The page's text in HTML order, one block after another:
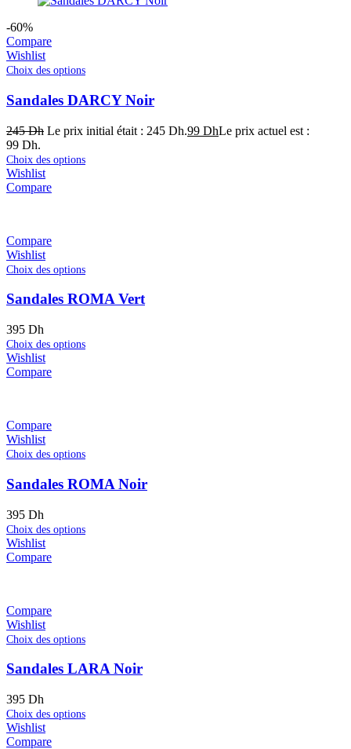
-60%
Compare
Wishlist
Choix des options
Sandales DARCY Noir
245Dh Le prix initial était : 245 Dh.99 DhLe prix actuel est :
99 Dh.
Choix des options
Wishlist
Compare
Compare
Wishlist
Choix des options
Sandales ROMA Vert
395 Dh
Choix des options
Wishlist
Compare
Compare
Wishlist
Choix des options
Sandales ROMA Noir
395 Dh
Choix des options
Wishlist
Compare
Compare
Wishlist
Choix des options
Sandales LARA Noir
395 Dh
Choix des options
Wishlist
Compare